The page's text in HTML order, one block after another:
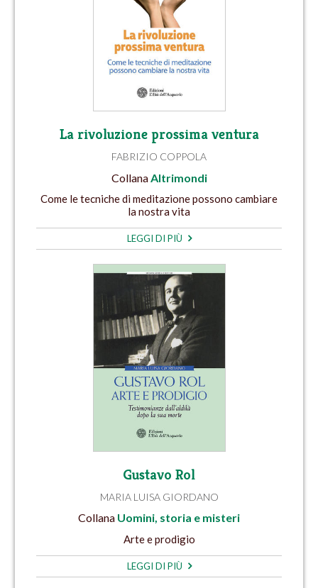
La rivoluzione prossima ventura
FABRIZIO COPPOLA
Collana Altrimondi
Come le tecniche di meditazione possono cambiare
la nostra vita
LEGGI DI PIÙ
Gustavo Rol
MARIA LUISA GIORDANO
Collana Uomini, storia e misteri
Arte e prodigio
LEGGI DI PIÙ